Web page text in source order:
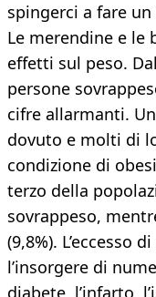
spingerci a fare un
Le merendine e le
effetti sul peso.
persone
cifre allarmanti.
dovuto e molti di
condizione di
terzo della
sovrappeso,
(9,8%). L’eccesso
l’insorgere di
diabete, l’infarto,